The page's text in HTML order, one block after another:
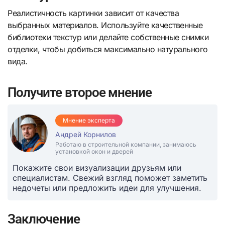
Реалистичность картинки зависит от качества
выбранных материалов. Используйте качественные
библиотеки текстур или делайте собственные снимки
отделки, чтобы добиться максимально натурального
вида.
Получите второе мнение
Мнение эксперта
Андрей Корнилов
Работаю в строительной компании, занимаюсь
установкой окон и дверей
Покажите свои визуализации друзьям или
специалистам. Свежий взгляд поможет заметить
недочеты или предложить идеи для улучшения.
Заключение